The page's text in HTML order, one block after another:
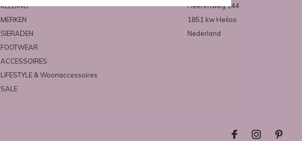
KLEDING
MERKEN
SIERADEN
FOOTWEAR
ACCESSOIRES
LIFESTYLE & Woonaccessoires
SALE
Heerenweg 144
1851 kw Heiloo
Nederland